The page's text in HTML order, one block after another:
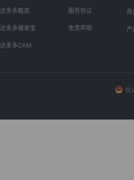
达多多甄选
达多多爆单宝
达多多CRM
服务协议
免责声明
皖